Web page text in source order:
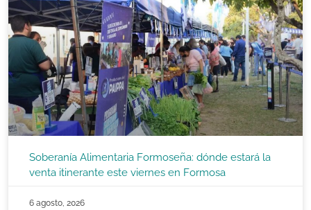
Soberanía Alimentaria Formoseña: dónde estará la
venta itinerante este viernes en Formosa
6 agosto, 2026